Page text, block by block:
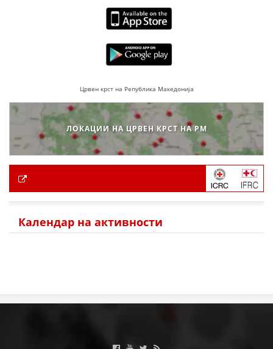
Црвен крст на Република Македонија
ЛОКАЦИИ НА ЦРВЕН КРСТ НА РМ
Календар на активности